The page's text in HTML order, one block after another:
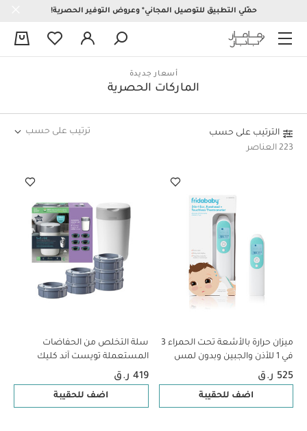
حمّلي التطبيق للتوصيل المجاني* وعروض التوفير الحصرية!
أسعار جديدة
الماركات الحصرية
الترتيب على حسب
223 العناصر
ترتيب على حسب
ميزان حرارة بالأشعة تحت الحمراء 3
في 1 للأذن والجبين وبدون لمس
ببطاريتين AAA
525 ر.ق
اضف للحقيبة
سلة التخلص من الحفاضات
المستعملة تويست آند كليك
لفافات أكياس لإعادة الملء من
تومي تيبي - أبيض
419 ر.ق
اضف للحقيبة